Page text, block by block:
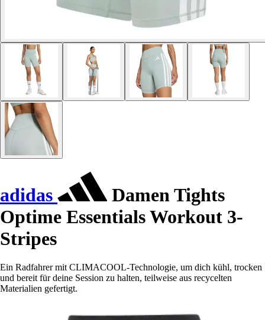
adidas
Damen Tights
Optime Essentials Workout 3-
Stripes
Ein Radfahrer mit CLIMACOOL-Technologie, um dich kühl, trocken
und bereit für deine Session zu halten, teilweise aus recycelten
Materialien gefertigt.